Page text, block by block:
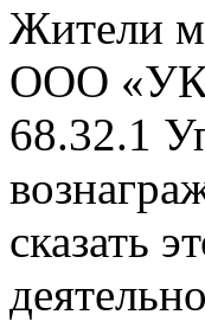
Жители
ООО
68.32.1
сказать